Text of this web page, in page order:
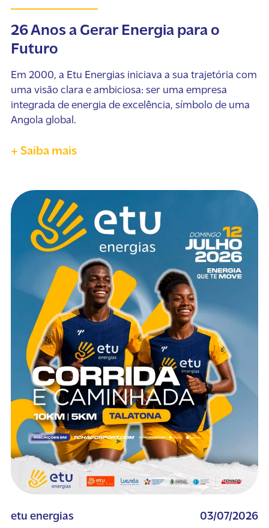
26 Anos a Gerar Energia para o
Futuro
Em 2000, a Etu Energias iniciava a sua trajetória com
uma visão clara e ambiciosa: ser uma empresa
integrada de energia de excelência, símbolo de uma
Angola global.
+ Saiba mais
etu energias 03/07/2026